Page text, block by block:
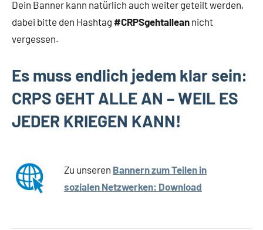
Dein Banner kann natürlich auch weiter geteilt werden,
dabei bitte den Hashtag #CRPSgehtallean nicht
vergessen.
Es muss endlich jedem klar sein:
CRPS GEHT ALLE AN – WEIL ES
JEDER KRIEGEN KANN!
Zu unseren Bannern zum Teilen in
sozialen Netzwerken: Download